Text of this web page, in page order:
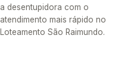
a desentupidora com o
atendimento mais rápido no
Loteamento São Raimundo.